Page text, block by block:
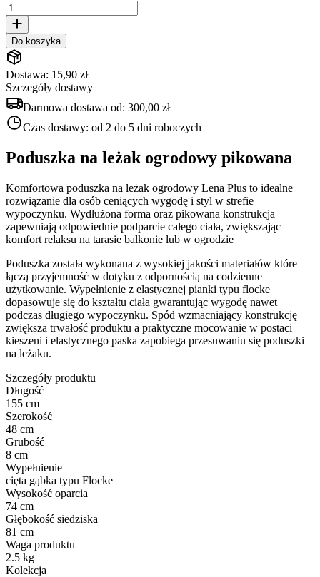
Do koszyka
Dostawa: 15,90 zł
Szczegóły dostawy
Darmowa dostawa od: 300,00 zł
Czas dostawy: od 2 do 5 dni roboczych
Poduszka na leżak ogrodowy pikowana
Komfortowa poduszka na leżak ogrodowy Lena Plus to idealne
rozwiązanie dla osób ceniących wygodę i styl w strefie
wypoczynku. Wydłużona forma oraz pikowana konstrukcja
zapewniają odpowiednie podparcie całego ciała, zwiększając
komfort relaksu na tarasie balkonie lub w ogrodzie
Poduszka została wykonana z wysokiej jakości materiałów które
łączą przyjemność w dotyku z odpornością na codzienne
użytkowanie. Wypełnienie z elastycznej pianki typu flocke
dopasowuje się do kształtu ciała gwarantując wygodę nawet
podczas długiego wypoczynku. Spód wzmacniający konstrukcję
zwiększa trwałość produktu a praktyczne mocowanie w postaci
kieszeni i elastycznego paska zapobiega przesuwaniu się poduszki
na leżaku.
Szczegóły produktu
Długość
155 cm
Szerokość
48 cm
Grubość
8 cm
Wypełnienie
cięta gąbka typu Flocke
Wysokość oparcia
74 cm
Głębokość siedziska
81 cm
Waga produktu
2.5 kg
Kolekcja